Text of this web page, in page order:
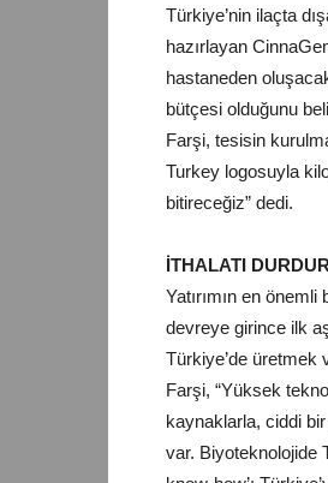
Türkiye’nin ilaçta
hazırlayan
hastaneden
bütçesi olduğunu
Farşi, tesisin
Turkey logosuyla
bitireceğiz” dedi.
İTHALATI
Yatırımın en
devreye girince ilk
Türkiye’de üretmek
Farşi, “Yüksek
kaynaklarla, ciddi
var. Biyoteknolojide